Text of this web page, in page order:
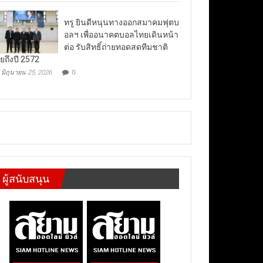
ทรู ยินดีหนุนทางออกสมาคมฟุตบ
อลฯ เพื่ออนาคตบอลไทยเดินหน้า
ต่อ รับสิทธิ์ถ่ายทอดสดทีมชาติ
ถึงปี 2572
มิถุนายน 25, 2026 0
ผู้สนับสนุน